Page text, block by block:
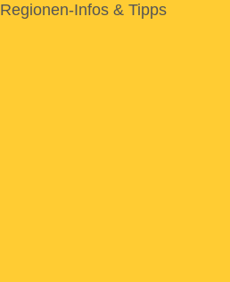
Regionen-Infos & Tipps